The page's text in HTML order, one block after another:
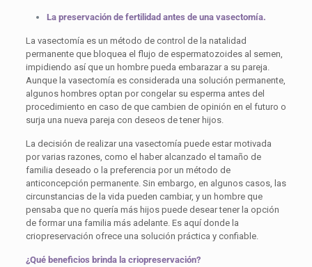
La preservación de fertilidad antes de una vasectomía.
La vasectomía es un método de control de la natalidad
permanente que bloquea el flujo de espermatozoides al semen,
impidiendo así que un hombre pueda embarazar a su pareja.
Aunque la vasectomía es considerada una solución permanente,
algunos hombres optan por congelar su esperma antes del
procedimiento en caso de que cambien de opinión en el futuro o
surja una nueva pareja con deseos de tener hijos.
La decisión de realizar una vasectomía puede estar motivada
por varias razones, como el haber alcanzado el tamaño de
familia deseado o la preferencia por un método de
anticoncepción permanente. Sin embargo, en algunos casos, las
circunstancias de la vida pueden cambiar, y un hombre que
pensaba que no quería más hijos puede desear tener la opción
de formar una familia más adelante. Es aquí donde la
criopreservación ofrece una solución práctica y confiable.
¿Qué beneficios brinda la criopreservación?